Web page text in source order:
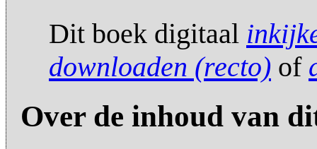
Dit boek digitaal
downloaden (recto) of
Over de inhoud van